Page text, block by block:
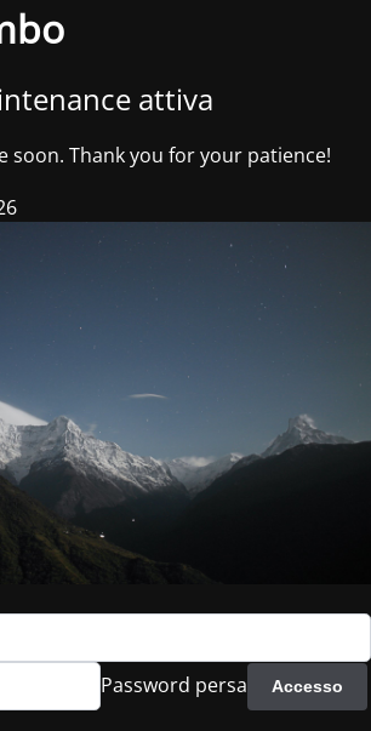
attiva
soon. Thank you for your patience!
Password persa